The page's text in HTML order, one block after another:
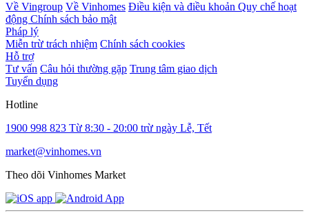
Về Vingroup Về Vinhomes Điều kiện và điều khoản Quy chế hoạt
động Chính sách bảo mật
Pháp lý
Miễn trừ trách nhiệm Chính sách cookies
Hỗ trợ
Tư vấn Câu hỏi thường gặp Trung tâm giao dịch
Tuyển dụng
Hotline
1900 998 823 Từ 8:30 - 20:00 trừ ngày Lễ, Tết
market@vinhomes.vn
Theo dõi Vinhomes Market